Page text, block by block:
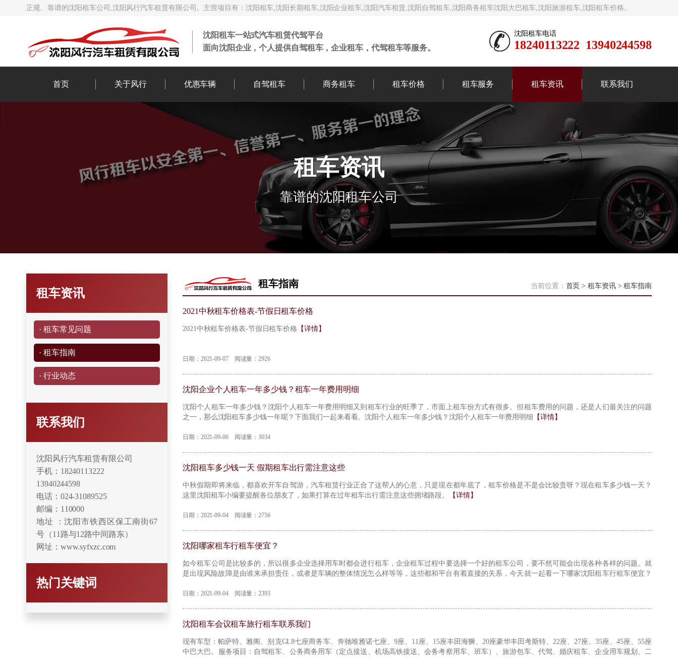
正规、靠谱的沈阳租车公司,沈阳风行汽车租赁有限公司。主营项目有：沈阳租车,沈阳长期租车,沈阳企业租车,沈阳汽车租赁,沈阳自驾租车,沈阳商务租车沈阳大巴租车,沈阳旅游租车,沈阳租车价格。
沈阳租车一站式汽车租赁代驾平台
面向沈阳企业，个人提供自驾租车，企业租车，代驾租车等服务。
沈阳租车电话
18240113222 13940244598
首页 关于风行 优惠车辆 自驾租车 商务租车 租车价格 租车服务 租车资讯 联系我们
租车资讯
靠谱的沈阳租车公司
租车资讯
· 租车常见问题
· 租车指南
· 行业动态
联系我们
沈阳风行汽车租赁有限公司
手机：18240113222
13940244598
电话：024-31089525
邮编：110000
地址 ：沈阳市铁西区保工南街67
号（11路与12路中间路东）
网址：www.syfxzc.com
热门关键词
租车指南 当前位置： 首页 >租车资讯>租车指南
2021中秋租车价格表-节假日租车价格
2021中秋租车价格表-节假日租车价格 【详情】
日期：2021-09-07 阅读量：2926
沈阳企业个人租车一年多少钱？租车一年费用明细
​沈阳个人租车一年多少钱？沈阳个人租车一年费用明细又到租车行业的旺季了，市面上租车份方式有很多。但租车费用的问题，还是人们最关注的问题
之一，那么沈阳租车多少钱一年呢？下面我们一起来看看。沈阳个人租车一年多少钱？沈阳个人租车一年费用明细
【详情】
日期：2021-09-06 阅读量：3034
沈阳租车多少钱一天 假期租车出行需注意这些
​中秋假期即将来临，都喜欢开车自驾游，汽车租赁行业正合了这帮人的心意，只是现在都年底了，租车价格是不是会比较贵呀？现在租车多少钱一天？
这里沈阳租车小编要提醒各位朋友了，如果打算在过年租车出行需注意这些拥堵路段。
【详情】
日期：2021-09-04 阅读量：2756
沈阳哪家租车行租车便宜？
​如今租车公司是比较多的，所以很多企业选择用车时都会进行租车，企业租车过程中要选择一个好的租车公司，要不然可能会出现各种各样的问题。就
是出现风险故障是由谁来承担责任，或者是车辆的整体情况怎么样等等，这些都和平台有着直接的关系，今天就一起看一下哪家沈阳租车行租车便宜？
日期：2021-09-04 阅读量：2393
沈阳租车会议租车旅行租车联系我们
现有车型：​帕萨特、雅阁、别克GL8七座商务车、奔驰唯雅诺七座、9座、11座、15座丰田海狮、20座豪华丰田考斯特、22座、27座、35座、45座、55座
中巴大巴。​服务项目：自驾租车、公务商务用车（定点接送、机场高铁接送、会务考察用车、班车）、旅游包车、代驾、婚庆租车、企业用车规划、二